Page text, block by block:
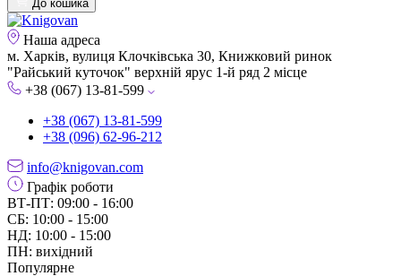
До кошика
Наша адреса
м. Харків, вулиця Клочківська 30, Книжковий ринок
"Райський куточок" верхній ярус 1-й ряд 2 місце
+38 (067) 13-81-599
+38 (067) 13-81-599
+38 (096) 62-96-212
info@knigovan.com
Графік роботи
ВТ-ПТ: 09:00 - 16:00
СБ: 10:00 - 15:00
НД: 10:00 - 15:00
ПН: вихідний
Популярне